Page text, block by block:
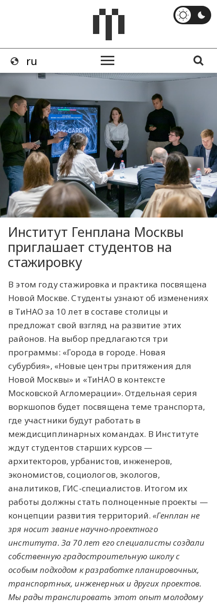
Институт Генплана Москвы
приглашает студентов на
стажировку
В этом году стажировка и практика посвящена
Новой Москве. Студенты узнают об изменениях
в ТиНАО за 10 лет в составе столицы и
предложат свой взгляд на развитие этих
районов. На выбор предлагаются три
программы: «Города в городе. Новая
субурбия», «Новые центры притяжения для
Новой Москвы» и «ТиНАО в контексте
Московской Агломерации». Отдельная серия
воркшопов будет посвящена теме транспорта,
где участники будут работать в
междисциплинарных командах. В Институте
ждут студентов старших курсов —
архитекторов, урбанистов, инженеров,
экономистов, социологов, экологов,
аналитиков, ГИС-специалистов. Итогом их
работы должны стать полноценные проекты —
концепции развития территорий.«Генплан не
зря носит звание научно-проектного
института. За 70 лет его специалисты создали
собственную градостроительную школу с
особым подходом к разработке планировочных,
транспортных, инженерных и других проектов.
Мы рады транслировать этот опыт молодому